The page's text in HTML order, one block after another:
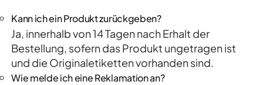
Kann ich ein Produkt zurückgeben?
Ja, innerhalb von 14 Tagen nach Erhalt der
Bestellung, sofern das Produkt ungetragen ist
und die Originaletiketten vorhanden sind.
Wie melde ich eine Reklamation an?